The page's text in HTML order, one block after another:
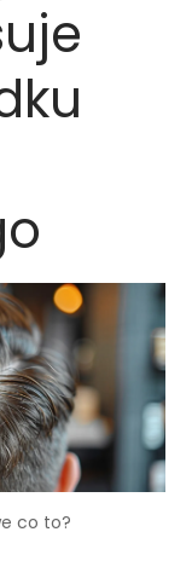
co to?